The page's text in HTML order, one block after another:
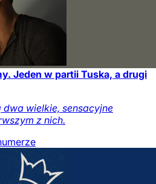
Jeden w partii Tuska, a drugi
dwa wielkie, sensacyjne
z nich.